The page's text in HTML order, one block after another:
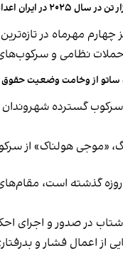
عفو بین‌الملل خواهان توقف فوری اعدام‌ها شد
چهارم مهرماه در
نظامی و
ساتو از وخامت وضعیت
هولناک» از
در حالی‌ که تنها حدود سه ماه از
در صدور و اجرای
از اعمال فشار و